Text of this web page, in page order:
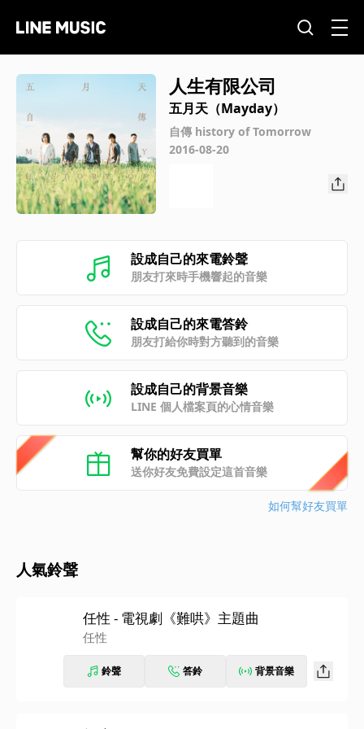
人生有限公司
五月天（Mayday）
自傳 history of Tomorrow
2016-08-20
設成自己的來電鈴聲
朋友打來時手機響起的音樂
設成自己的來電答鈴
朋友打給你時對方聽到的音樂
設成自己的背景音樂
LINE 個人檔案頁的心情音樂
幫你的好友買單
送你好友免費設定這首音樂
如何幫好友買單
人氣鈴聲
任性 - 電視劇《難哄》主題曲
任性
鈴聲 答鈴 背景音樂